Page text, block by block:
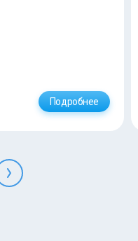
Подробнее